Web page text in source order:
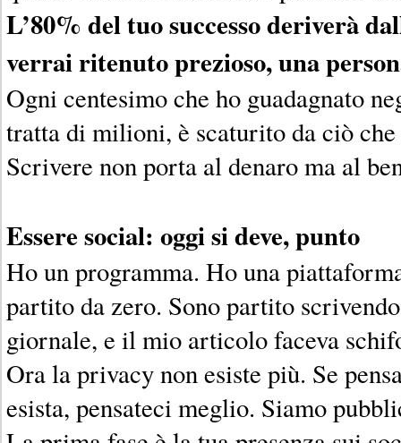
L’80% del tuo successo deriverà
verrai ritenuto prezioso, una
Ogni centesimo che ho guadagnato
tratta di milioni, è scaturito da ciò
Scrivere non porta al denaro ma al
Essere social: oggi si deve, punto
Ho un programma. Ho una
partito da zero. Sono partito
giornale, e il mio articolo faceva
Ora la privacy non esiste più. Se
esista, pensateci meglio. Siamo